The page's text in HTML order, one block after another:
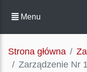
Menu
Strona główna
Zarządzenie Nr